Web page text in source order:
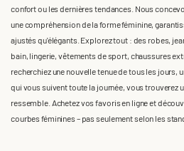
confort ou les dernières tendances. Nous
une compréhension de la forme féminine,
ajustés qu'élégants. Explorez tout : des robes,
bain, lingerie, vêtements de sport, chaussures
recherchiez une nouvelle tenue de tous les jours,
qui vous suivent toute la journée, vous trouverez
ressemble. Achetez vos favoris en ligne et
courbes féminines – pas seulement selon les